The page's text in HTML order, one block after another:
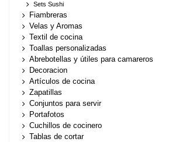
Sets Sushi
Fiambreras
Velas y Aromas
Textil de cocina
Toallas personalizadas
Abrebotellas y útiles para camareros
Decoracion
Artículos de cocina
Zapatillas
Conjuntos para servir
Portafotos
Cuchillos de cocinero
Tablas de cortar